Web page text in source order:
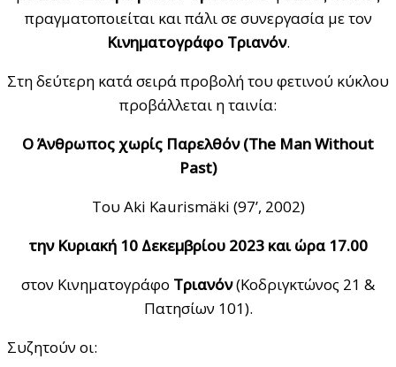
πραγματοποιείται και πάλι σε συνεργασία με τον
Κινηματογράφο Τριανόν.
Στη δεύτερη κατά σειρά προβολή του φετινού κύκλου
προβάλλεται η ταινία:
Ο Άνθρωπος χωρίς Παρελθόν (The ManWithout
Past)
Του Aki Kaurismäki (97’, 2002)
την Κυριακή 10 Δεκεμβρίου 2023 και ώρα 17.00
στον Κινηματογράφο Τριανόν(Κοδριγκτώνος 21 &
Πατησίων 101).
Συζητούν οι: